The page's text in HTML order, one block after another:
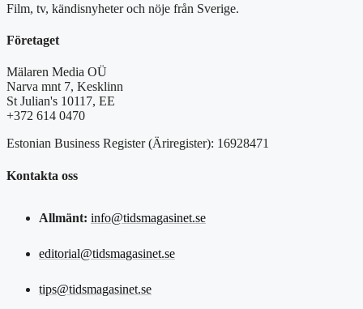
Film, tv, kändisnyheter och nöje från Sverige.
Företaget
Mälaren Media OÜ
Narva mnt 7, Kesklinn
St Julian's 10117, EE
+372 614 0470
Estonian Business Register (Äriregister): 16928471
Kontakta oss
Allmänt: info@tidsmagasinet.se
editorial@tidsmagasinet.se
tips@tidsmagasinet.se